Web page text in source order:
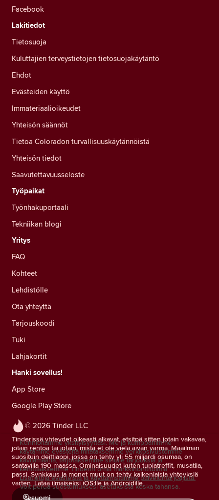
© 2026 Tinder LLC
Tinderissä yhteydet oikeasti alkavat, etsitpä sitten jotain vakavaa,
jotain rentoa tai jotain, mistä et ole vielä aivan varma. Maailman
suosituin deittiappi, jossa on tehty yli 55 miljardi osumaa, on
saatavilla 190 maassa. Ominaisuudet kuten tuplatreffit, musatila,
passi, Synkkaus ja monet muut on tehty kaikenlaisia yhteyksiä
varten. Lataa ilmaiseksi iOS:lle ja Androidille.
suomi
Facebook
Lakitiedot
Tietosuoja
Kuluttajien terveystietojen tietosuojakäytäntö
Ehdot
Evästeiden käyttö
Immateriaalioikeudet
Yhteisön säännöt
Tietoa Coloradon turvallisuuskäytännöistä
Yhteisön tiedot
Saavutettavuusseloste
Työpaikat
Työnhakuportaali
Tekniikan blogi
Yritys
FAQ
Kohteet
Lehdistölle
Ota yhteyttä
Tarjouskoodi
Tuki
Lahjakortit
Hanki sovellus!
App Store
Google Play Store
Kunnioitamme yksityisyyttäsi. Me ja kumppanimme
käytämme evästeitä mitataksemme verkkosivustomme
kävijämääriä, tarjotaksemme sinulle tarjouksia ja
kehittääksemme Tinderin omia markkinointitoimia.
Lisätietoja evästeistä ja käyttämistämme palveluntarjoajista.
Voit perua suostumuksesi asetuksista koska tahansa.